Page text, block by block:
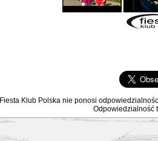
Fiesta Klub Polska nie ponosi
Odpowiedzialność